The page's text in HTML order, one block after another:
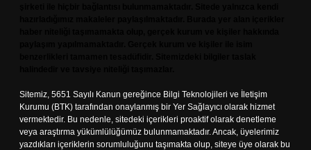
Sitemiz, 5651 Sayılı Kanun gereğince Bilgi Teknolojileri ve İletişim
Kurumu (BTK) tarafından onaylanmış bir Yer Sağlayıcı olarak hizmet
vermektedir. Bu nedenle, sitedeki içerikleri proaktif olarak denetleme
veya araştırma yükümlülüğümüz bulunmamaktadır. Ancak, üyelerimiz
yazdıkları içeriklerin sorumluluğunu taşımakta olup, siteye üye olarak bu